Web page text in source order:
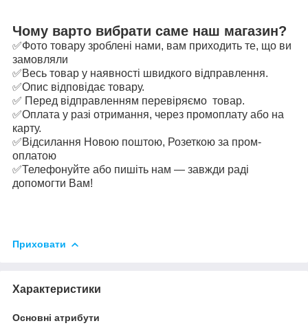
Чому варто вибрати саме наш магазин?
✅Фото товару зроблені нами, вам приходить те, що ви
замовляли
✅Весь товар у наявності швидкого відправлення.
✅Опис відповідає товару.
✅ Перед відправленням перевіряємо товар.
✅Оплата у разі отримання, через промоплату або на
карту.
✅Відсилання Новою поштою, Розеткою за пром-
оплатою
✅Телефонуйте або пишіть нам — завжди раді
допомогти Вам!
Приховати
Характеристики
Основні атрибути